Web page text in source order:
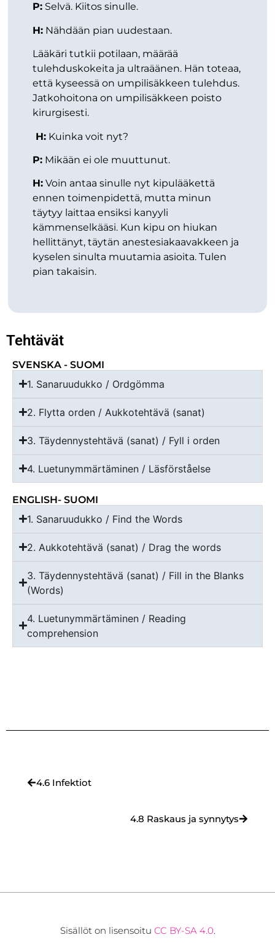
P: Selvä. Kiitos sinulle.
H: Nähdään pian uudestaan.
Lääkäri tutkii potilaan, määrää
tulehduskokeita ja ultraäänen. Hän toteaa,
että kyseessä on umpilisäkkeen tulehdus.
Jatkohoitona on umpilisäkkeen poisto
kirurgisesti.
H: Kuinka voit nyt?
P: Mikään ei ole muuttunut.
H: Voin antaa sinulle nyt kipulääkettä
ennen toimenpidettä, mutta minun
täytyy laittaa ensiksi kanyyli
kämmenselkääsi. Kun kipu on hiukan
hellittänyt, täytän anestesiakaavakkeen ja
kyselen sinulta muutamia asioita. Tulen
pian takaisin.
Tehtävät
SVENSKA - SUOMI
1. Sanaruudukko / Ordgömma
2. Flytta orden / Aukkotehtävä (sanat)
3. Täydennystehtävä (sanat) / Fyll i orden
4. Luetunymmärtäminen / Läsförståelse
ENGLISH- SUOMI
1. Sanaruudukko / Find the Words
2. Aukkotehtävä (sanat) / Drag the words
3. Täydennystehtävä (sanat) / Fill in the Blanks
(Words)
4. Luetunymmärtäminen / Reading
comprehension
4.6 Infektiot
4.8 Raskaus ja synnytys
Sisällöt on lisensoitu CC BY-SA 4.0.